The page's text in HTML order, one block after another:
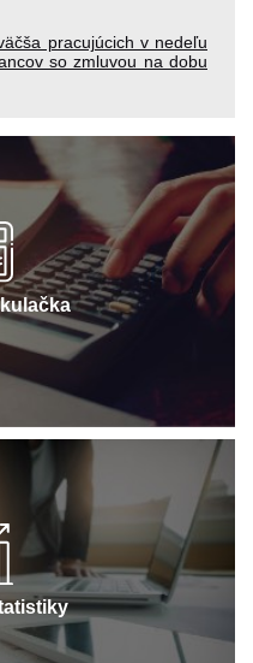
pracujúcich v nedeľu
so zmluvou na dobu